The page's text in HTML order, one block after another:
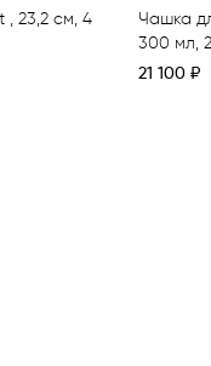
23,2 см, 4
Чашка
300 мл,
21 100 ₽